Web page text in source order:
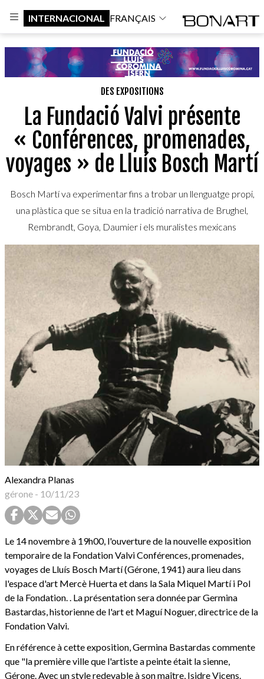
INTERNACIONAL FRANÇAIS
DES EXPOSITIONS
La Fundació Valvi présente
« Conférences, promenades,
voyages » de Lluís Bosch Martí
Bosch Martí va experimentar fins a trobar un llenguatge propi,
una plàstica que se situa en la tradició narrativa de Brughel,
Rembrandt, Goya, Daumier i els muralistes mexicans
Alexandra Planas
gérone - 10/11/23
Le 14 novembre à 19h00, l'ouverture de la nouvelle exposition
temporaire de la Fondation Valvi Conférences, promenades,
voyages de Lluís Bosch Martí (Gérone, 1941) aura lieu dans
l'espace d'art Mercè Huerta et dans la Sala Miquel Martí i Pol
de la Fondation. . La présentation sera donnée par Germina
Bastardas, historienne de l'art et Maguí Noguer, directrice de la
Fondation Valvi.
En référence à cette exposition, Germina Bastardas commente
que "la première ville que l'artiste a peinte était la sienne,
Gérone. Avec un style redevable à son maître, Isidre Vicens.